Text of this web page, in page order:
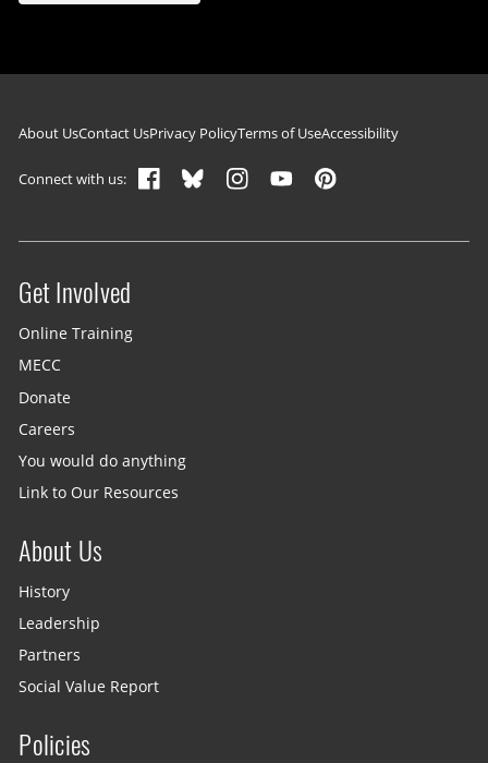
Footer navigation
About UsContact UsPrivacy PolicyTerms of UseAccessibility
Connect with us:
Site menu
Get Involved
Online Training
MECC
Donate
Careers
You would do anything
Link to Our Resources
About Us
History
Leadership
Partners
Social Value Report
Policies